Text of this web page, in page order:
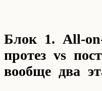
Блок 1. All-
протез vs
вообще два